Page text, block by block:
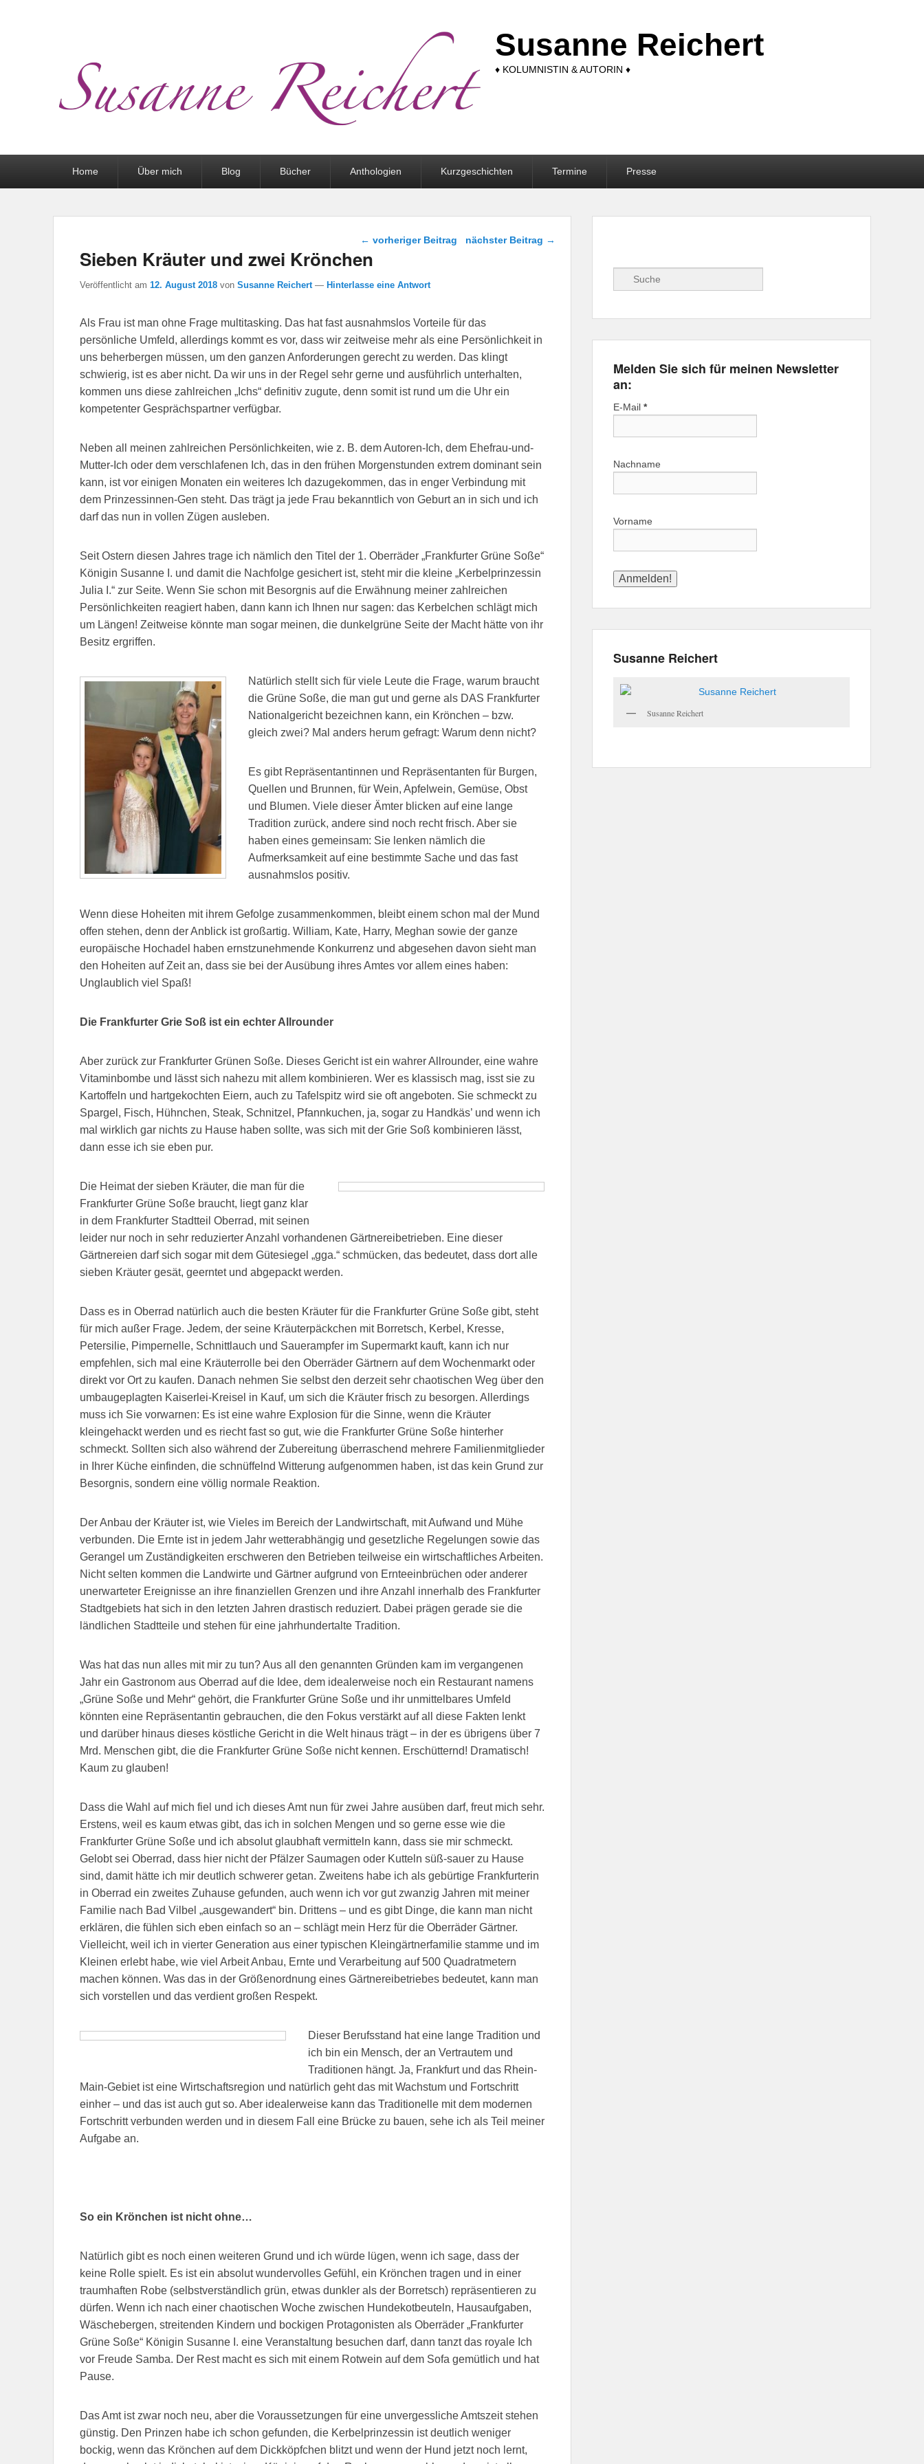
Susanne Reichert
♦ KOLUMNISTIN & AUTORIN ♦
Home Über mich Blog Bücher Anthologien Kurzgeschichten Termine Presse
Beitragsnavigation
← vorheriger Beitrag nächster Beitrag →
Sieben Kräuter und zwei Krönchen
Veröffentlicht am 12. August 2018 von Susanne Reichert — Hinterlasse eine Antwort
Als Frau ist man ohne Frage multitasking. Das hat fast ausnahmslos Vorteile für das
persönliche Umfeld, allerdings kommt es vor, dass wir zeitweise mehr als eine Persönlichkeit in
uns beherbergen müssen, um den ganzen Anforderungen gerecht zu werden. Das klingt
schwierig, ist es aber nicht. Da wir uns in der Regel sehr gerne und ausführlich unterhalten,
kommen uns diese zahlreichen „Ichs“ definitiv zugute, denn somit ist rund um die Uhr ein
kompetenter Gesprächspartner verfügbar.
Neben all meinen zahlreichen Persönlichkeiten, wie z. B. dem Autoren-Ich, dem Ehefrau-und-
Mutter-Ich oder dem verschlafenen Ich, das in den frühen Morgenstunden extrem dominant sein
kann, ist vor einigen Monaten ein weiteres Ich dazugekommen, das in enger Verbindung mit
dem Prinzessinnen-Gen steht. Das trägt ja jede Frau bekanntlich von Geburt an in sich und ich
darf das nun in vollen Zügen ausleben.
Seit Ostern diesen Jahres trage ich nämlich den Titel der 1. Oberräder „Frankfurter Grüne Soße“
Königin Susanne I. und damit die Nachfolge gesichert ist, steht mir die kleine „Kerbelprinzessin
Julia I.“ zur Seite. Wenn Sie schon mit Besorgnis auf die Erwähnung meiner zahlreichen
Persönlichkeiten reagiert haben, dann kann ich Ihnen nur sagen: das Kerbelchen schlägt mich
um Längen! Zeitweise könnte man sogar meinen, die dunkelgrüne Seite der Macht hätte von ihr
Besitz ergriffen.
Natürlich stellt sich für viele Leute die Frage, warum braucht
die Grüne Soße, die man gut und gerne als DAS Frankfurter
Nationalgericht bezeichnen kann, ein Krönchen – bzw.
gleich zwei? Mal anders herum gefragt: Warum denn nicht?
Es gibt Repräsentantinnen und Repräsentanten für Burgen,
Quellen und Brunnen, für Wein, Apfelwein, Gemüse, Obst
und Blumen. Viele dieser Ämter blicken auf eine lange
Tradition zurück, andere sind noch recht frisch. Aber sie
haben eines gemeinsam: Sie lenken nämlich die
Aufmerksamkeit auf eine bestimmte Sache und das fast
ausnahmslos positiv.
Wenn diese Hoheiten mit ihrem Gefolge zusammenkommen, bleibt einem schon mal der Mund
offen stehen, denn der Anblick ist großartig. William, Kate, Harry, Meghan sowie der ganze
europäische Hochadel haben ernstzunehmende Konkurrenz und abgesehen davon sieht man
den Hoheiten auf Zeit an, dass sie bei der Ausübung ihres Amtes vor allem eines haben:
Unglaublich viel Spaß!
Die Frankfurter Grie Soß ist ein echter Allrounder
Aber zurück zur Frankfurter Grünen Soße. Dieses Gericht ist ein wahrer Allrounder, eine wahre
Vitaminbombe und lässt sich nahezu mit allem kombinieren. Wer es klassisch mag, isst sie zu
Kartoffeln und hartgekochten Eiern, auch zu Tafelspitz wird sie oft angeboten. Sie schmeckt zu
Spargel, Fisch, Hühnchen, Steak, Schnitzel, Pfannkuchen, ja, sogar zu Handkäs’ und wenn ich
mal wirklich gar nichts zu Hause haben sollte, was sich mit der Grie Soß kombinieren lässt,
dann esse ich sie eben pur.
Die Heimat der sieben Kräuter, die man für die
Frankfurter Grüne Soße braucht, liegt ganz klar
in dem Frankfurter Stadtteil Oberrad, mit seinen
leider nur noch in sehr reduzierter Anzahl vorhandenen Gärtnereibetrieben. Eine dieser
Gärtnereien darf sich sogar mit dem Gütesiegel „gga.“ schmücken, das bedeutet, dass dort alle
sieben Kräuter gesät, geerntet und abgepackt werden.
Dass es in Oberrad natürlich auch die besten Kräuter für die Frankfurter Grüne Soße gibt, steht
für mich außer Frage. Jedem, der seine Kräuterpäckchen mit Borretsch, Kerbel, Kresse,
Petersilie, Pimpernelle, Schnittlauch und Sauerampfer im Supermarkt kauft, kann ich nur
empfehlen, sich mal eine Kräuterrolle bei den Oberräder Gärtnern auf dem Wochenmarkt oder
direkt vor Ort zu kaufen. Danach nehmen Sie selbst den derzeit sehr chaotischen Weg über den
umbaugeplagten Kaiserlei-Kreisel in Kauf, um sich die Kräuter frisch zu besorgen. Allerdings
muss ich Sie vorwarnen: Es ist eine wahre Explosion für die Sinne, wenn die Kräuter
kleingehackt werden und es riecht fast so gut, wie die Frankfurter Grüne Soße hinterher
schmeckt. Sollten sich also während der Zubereitung überraschend mehrere Familienmitglieder
in Ihrer Küche einfinden, die schnüffelnd Witterung aufgenommen haben, ist das kein Grund zur
Besorgnis, sondern eine völlig normale Reaktion.
Der Anbau der Kräuter ist, wie Vieles im Bereich der Landwirtschaft, mit Aufwand und Mühe
verbunden. Die Ernte ist in jedem Jahr wetterabhängig und gesetzliche Regelungen sowie das
Gerangel um Zuständigkeiten erschweren den Betrieben teilweise ein wirtschaftliches Arbeiten.
Nicht selten kommen die Landwirte und Gärtner aufgrund von Ernteeinbrüchen oder anderer
unerwarteter Ereignisse an ihre finanziellen Grenzen und ihre Anzahl innerhalb des Frankfurter
Stadtgebiets hat sich in den letzten Jahren drastisch reduziert. Dabei prägen gerade sie die
ländlichen Stadtteile und stehen für eine jahrhundertalte Tradition.
Was hat das nun alles mit mir zu tun? Aus all den genannten Gründen kam im vergangenen
Jahr ein Gastronom aus Oberrad auf die Idee, dem idealerweise noch ein Restaurant namens
„Grüne Soße und Mehr“ gehört, die Frankfurter Grüne Soße und ihr unmittelbares Umfeld
könnten eine Repräsentantin gebrauchen, die den Fokus verstärkt auf all diese Fakten lenkt
und darüber hinaus dieses köstliche Gericht in die Welt hinaus trägt – in der es übrigens über 7
Mrd. Menschen gibt, die die Frankfurter Grüne Soße nicht kennen. Erschütternd! Dramatisch!
Kaum zu glauben!
Dass die Wahl auf mich fiel und ich dieses Amt nun für zwei Jahre ausüben darf, freut mich sehr.
Erstens, weil es kaum etwas gibt, das ich in solchen Mengen und so gerne esse wie die
Frankfurter Grüne Soße und ich absolut glaubhaft vermitteln kann, dass sie mir schmeckt.
Gelobt sei Oberrad, dass hier nicht der Pfälzer Saumagen oder Kutteln süß-sauer zu Hause
sind, damit hätte ich mir deutlich schwerer getan. Zweitens habe ich als gebürtige Frankfurterin
in Oberrad ein zweites Zuhause gefunden, auch wenn ich vor gut zwanzig Jahren mit meiner
Familie nach Bad Vilbel „ausgewandert“ bin. Drittens – und es gibt Dinge, die kann man nicht
erklären, die fühlen sich eben einfach so an – schlägt mein Herz für die Oberräder Gärtner.
Vielleicht, weil ich in vierter Generation aus einer typischen Kleingärtnerfamilie stamme und im
Kleinen erlebt habe, wie viel Arbeit Anbau, Ernte und Verarbeitung auf 500 Quadratmetern
machen können. Was das in der Größenordnung eines Gärtnereibetriebes bedeutet, kann man
sich vorstellen und das verdient großen Respekt.
Dieser Berufsstand hat eine lange Tradition und
ich bin ein Mensch, der an Vertrautem und
Traditionen hängt. Ja, Frankfurt und das Rhein-
Main-Gebiet ist eine Wirtschaftsregion und natürlich geht das mit Wachstum und Fortschritt
einher – und das ist auch gut so. Aber idealerweise kann das Traditionelle mit dem modernen
Fortschritt verbunden werden und in diesem Fall eine Brücke zu bauen, sehe ich als Teil meiner
Aufgabe an.
So ein Krönchen ist nicht ohne…
Natürlich gibt es noch einen weiteren Grund und ich würde lügen, wenn ich sage, dass der
keine Rolle spielt. Es ist ein absolut wundervolles Gefühl, ein Krönchen tragen und in einer
traumhaften Robe (selbstverständlich grün, etwas dunkler als der Borretsch) repräsentieren zu
dürfen. Wenn ich nach einer chaotischen Woche zwischen Hundekotbeuteln, Hausaufgaben,
Wäschebergen, streitenden Kindern und bockigen Protagonisten als Oberräder „Frankfurter
Grüne Soße“ Königin Susanne I. eine Veranstaltung besuchen darf, dann tanzt das royale Ich
vor Freude Samba. Der Rest macht es sich mit einem Rotwein auf dem Sofa gemütlich und hat
Pause.
Das Amt ist zwar noch neu, aber die Voraussetzungen für eine unvergessliche Amtszeit stehen
günstig. Den Prinzen habe ich schon gefunden, die Kerbelprinzessin ist deutlich weniger
bockig, wenn das Krönchen auf dem Dickköpfchen blitzt und wenn der Hund jetzt noch lernt,
Suche
Melden Sie sich für meinen Newsletter
an:
E-Mail *
Nachname
Vorname
Susanne Reichert
Susanne Reichert